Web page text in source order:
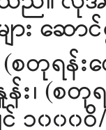
ျား ဆ
(စတုရန်
န်း၊ (
၁၀၀၀